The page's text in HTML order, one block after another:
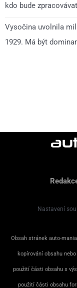
kdo bude
Vysočina uvolnila
1929. Má být
Nastavení
Obsah stránek auto-
kopírování obsahu
použití části obsahu s
použití části obsahu